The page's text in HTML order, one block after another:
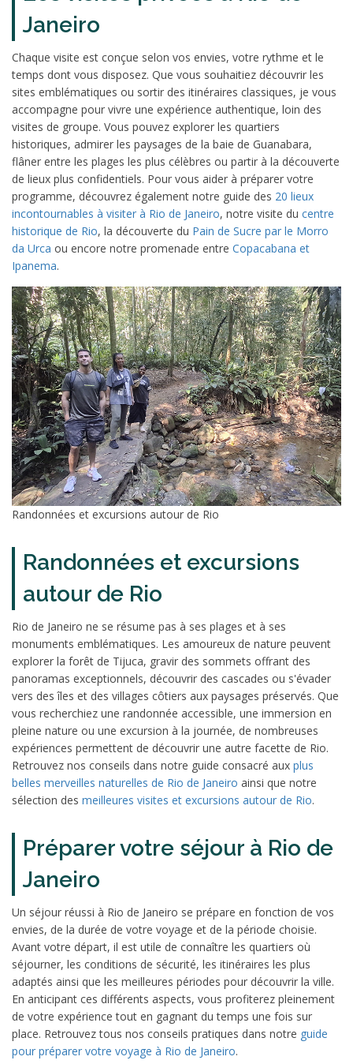
Janeiro
Chaque visite est conçue selon vos envies, votre rythme et le
temps dont vous disposez. Que vous souhaitiez découvrir les
sites emblématiques ou sortir des itinéraires classiques, je vous
accompagne pour vivre une expérience authentique, loin des
visites de groupe. Vous pouvez explorer les quartiers
historiques, admirer les paysages de la baie de Guanabara,
flâner entre les plages les plus célèbres ou partir à la découverte
de lieux plus confidentiels. Pour vous aider à préparer votre
programme, découvrez également notre guide des 20 lieux
incontournables à visiter à Rio de Janeiro, notre visite du centre
historique de Rio, la découverte du Pain de Sucre par le Morro
da Urca ou encore notre promenade entre Copacabana et
Ipanema.
Randonnées et excursions autour de Rio
Randonnées et excursions
autour de Rio
Rio de Janeiro ne se résume pas à ses plages et à ses
monuments emblématiques. Les amoureux de nature peuvent
explorer la forêt de Tijuca, gravir des sommets offrant des
panoramas exceptionnels, découvrir des cascades ou s'évader
vers des îles et des villages côtiers aux paysages préservés. Que
vous recherchiez une randonnée accessible, une immersion en
pleine nature ou une excursion à la journée, de nombreuses
expériences permettent de découvrir une autre facette de Rio.
Retrouvez nos conseils dans notre guide consacré aux plus
belles merveilles naturelles de Rio de Janeiro ainsi que notre
sélection des meilleures visites et excursions autour de Rio.
Préparer votre séjour à Rio de
Janeiro
Un séjour réussi à Rio de Janeiro se prépare en fonction de vos
envies, de la durée de votre voyage et de la période choisie.
Avant votre départ, il est utile de connaître les quartiers où
séjourner, les conditions de sécurité, les itinéraires les plus
adaptés ainsi que les meilleures périodes pour découvrir la ville.
En anticipant ces différents aspects, vous profiterez pleinement
de votre expérience tout en gagnant du temps une fois sur
place. Retrouvez tous nos conseils pratiques dans notre guide
pour préparer votre voyage à Rio de Janeiro.